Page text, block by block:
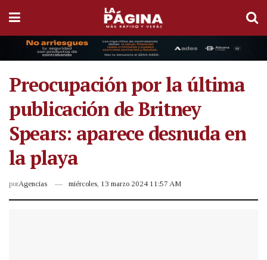
Preocupación por la última
publicación de Britney
Spears: aparece desnuda en
la playa
porAgencias miércoles, 13 marzo 2024 11:57 AM